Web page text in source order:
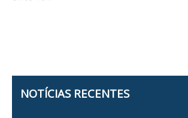
NOTÍCIAS RECENTES